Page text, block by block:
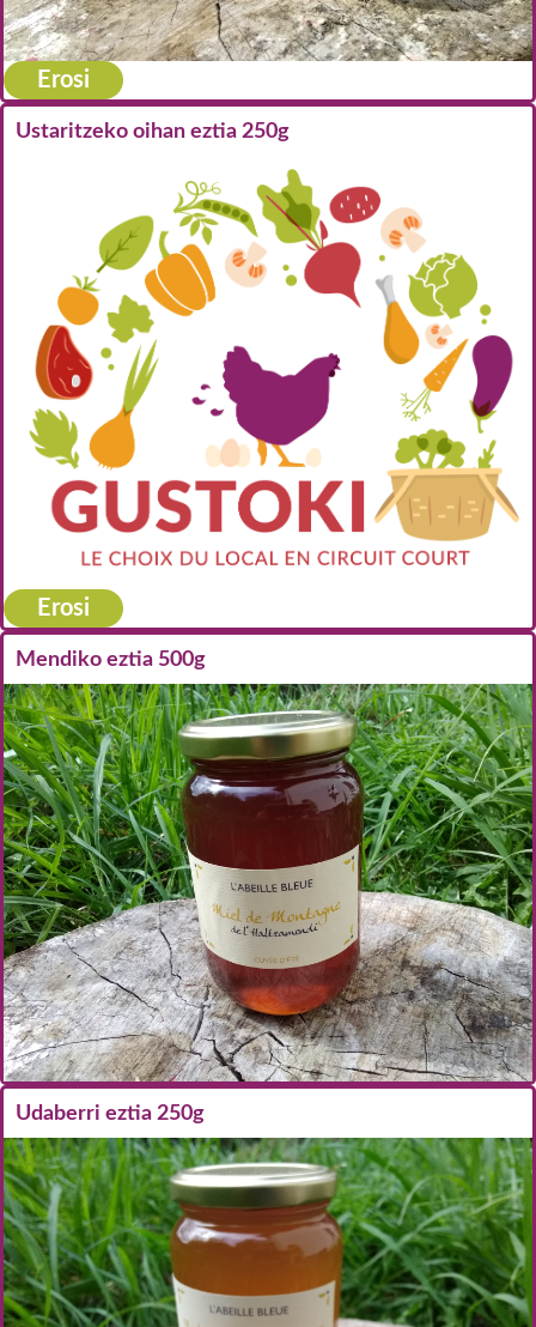
Erosi
Ustaritzeko oihan eztia 250g
Erosi
Mendiko eztia 500g
Udaberri eztia 250g